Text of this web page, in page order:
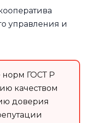
управления и
ГОСТ Р
качеством
доверия